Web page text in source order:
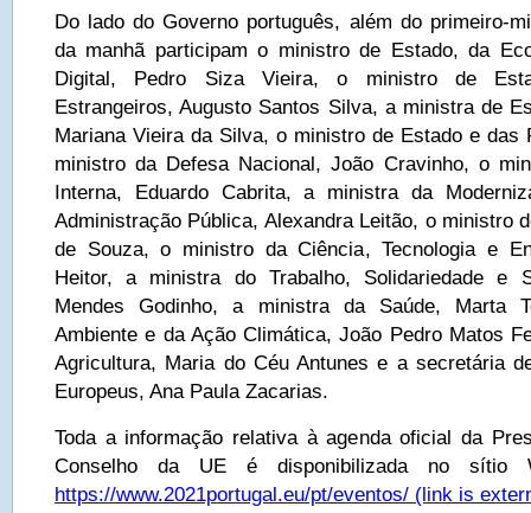
Do lado do Governo português, além do primeiro-
da manhã participam o ministro de Estado, da
Digital, Pedro Siza Vieira, o ministro de
Estrangeiros, Augusto Santos Silva, a ministra de
Mariana Vieira da Silva, o ministro de Estado e das
ministro da Defesa Nacional, João Cravinho, o
Interna, Eduardo Cabrita, a ministra da
Administração Pública, Alexandra Leitão, o ministro
de Souza, o ministro da Ciência, Tecnologia e
Heitor, a ministra do Trabalho, Solidariedade e
Mendes Godinho, a ministra da Saúde, Marta
Ambiente e da Ação Climática, João Pedro Matos
Agricultura, Maria do Céu Antunes e a secretária
Europeus, Ana Paula Zacarias.
Toda a informação relativa à agenda oficial da
Conselho da UE é disponibilizada no sítio
https://www.2021portugal.eu/pt/eventos/ (link is